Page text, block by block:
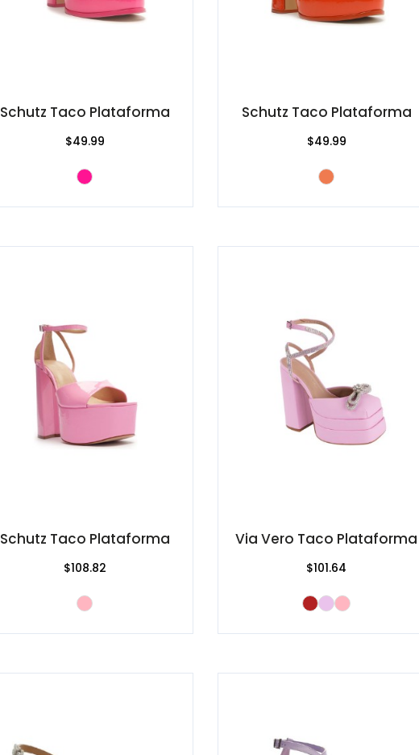
Schutz Taco Plataforma
$49.99
Schutz Taco Plataforma
$49.99
Schutz Taco Plataforma
$108.82
Via Vero Taco Plataforma
$101.64